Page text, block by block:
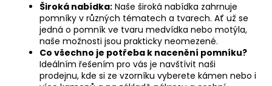
Široká nabídka: Naše široká nabídka zahrnuje
pomníky v různých tématech a tvarech. Ať už se
jedná o pomník ve tvaru medvídka nebo motýla,
naše možnosti jsou prakticky neomezené.
Co všechno je potřeba k nacenění pomníku?
Ideálním řešením pro vás je navštívit naši
prodejnu, kde si ze vzorníku vyberete kámen nebo i